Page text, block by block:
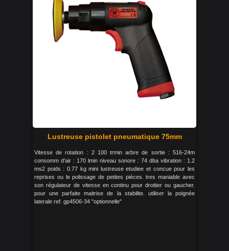
Lustreuse pistolet pneumatique 75mm
Vitesse de rotation : 2 100 trmin arbre de sortie : 516-24m
consomm d'air : 170 lmin niveau sonore : 74 dba vibration : 1.2
ms2 poids : 0.77 kg mini lustreuse etudiee et concue pour les
reprises ou le polissage de petites pièces. tres maniable avec
son régulateur de vitesse en continu pour droitier ou gaucher.
pour une parfaite maitrise de la stabilite. utiliser la poignée
laterale ref. gp4506-34 "optionnelle"